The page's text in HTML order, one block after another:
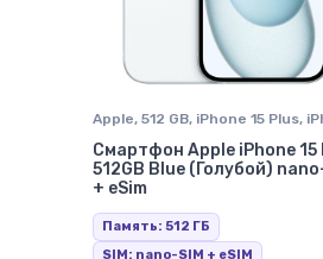
Apple, 512 GB, iPhone 15 Plus,
в Ставрополе
Смартфон Apple iPhone 15
512GB Blue (Голубой)
+ eSim
Память: 512 ГБ
SIM: nano-SIM + eSIM